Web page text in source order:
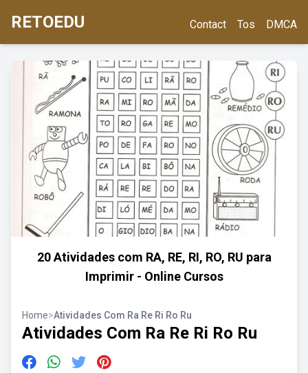
RETOEDU Contact Tos DMCA
20 Atividades com RA, RE, RI, RO, RU para
Imprimir - Online Cursos
Home>Atividades Com Ra Re Ri Ro Ru
Atividades Com Ra Re Ri Ro Ru